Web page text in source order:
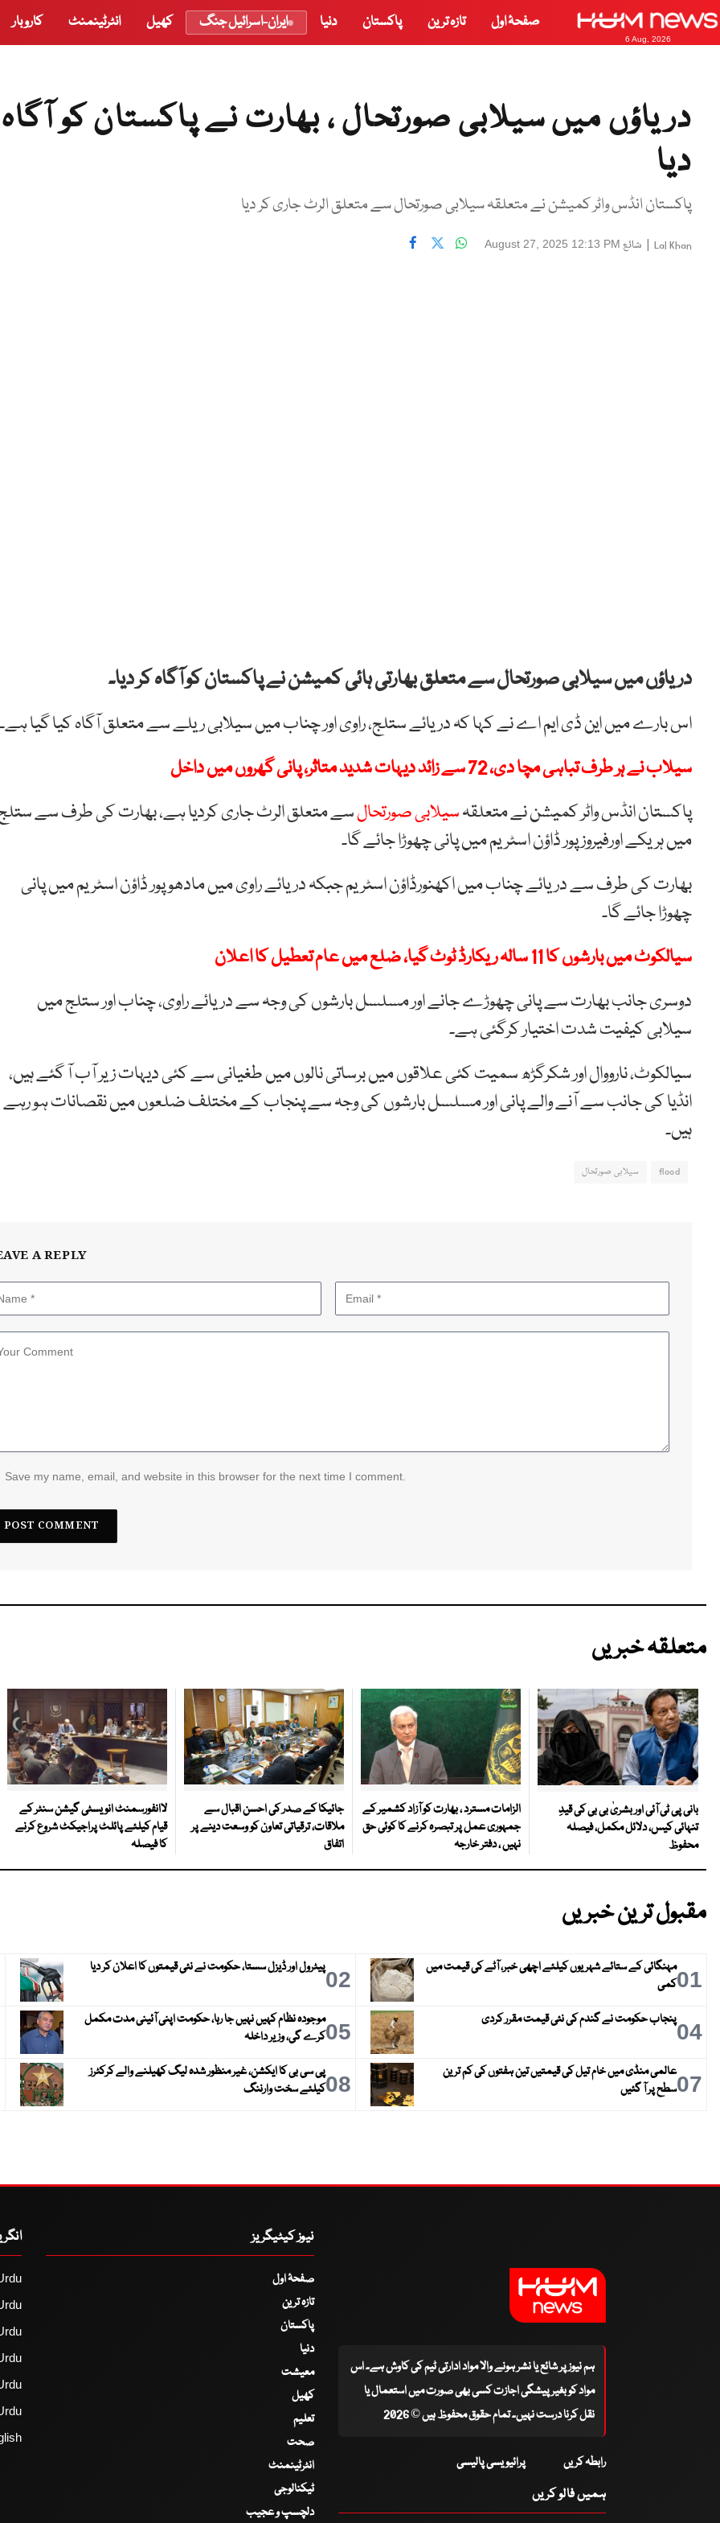
6 Aug, 2026
صفحۂ اول تازہ ترین پاکستان دنیا ایران-اسرائیل جنگ کھیل انٹرٹینمنٹ کاروبار
دریاؤں میں سیلابی صورتحال ، بھارت نے پاکستان کو
دیا
پاکستان انڈس واٹر کمیشن نے متعلقہ سیلابی صورتحال سے متعلق الرٹ جاری کر دیا
Lal Khan
| شائع August 27, 2025 12:13 PM
دریاؤں میں سیلابی صورتحال سے متعلق بھارتی ہائی کمیشن نے پاکستان کو آگاہ کر دیا۔
اس بارے میں این ڈی ایم اے نے کہا کہ دریائے ستلج، راوی اور چناب میں سیلابی ریلے سے متعلق آگاہ کیا گیا ہے۔
سیلاب نے ہر طرف تباہی مچا دی، 72 سے زائد دیہات شدید متاثر، پانی گھروں میں داخل
پاکستان انڈس واٹر کمیشن نے متعلقہسیلابی صورتحالسے متعلق الرٹ جاری کردیا ہے، بھارت کی طرف سے
میں ہریکے اورفیروزپور ڈاؤن اسٹریم میں پانی چھوڑا جائے گا۔
بھارت کی طرف سے دریائے چناب میں اکھنورڈاؤن اسٹریم جبکہ دریائے راوی میں مادھو پور ڈاؤن اسٹریم میں پانی
چھوڑا جائے گا۔
سیالکوٹ میں بارشوں کا 11 سالہ ریکارڈ ٹوٹ گیا، ضلع میں عام تعطیل کا اعلان
دوسری جانب بھارت سے پانی چھوڑے جانے اور مسلسل بارشوں کی وجہ سے دریائے راوی، چناب اور ستلج میں
سیلابی کیفیت شدت اختیار کرگئی ہے۔
سیالکوٹ، نارووال اور شکرگڑھ سمیت کئی علاقوں میں برساتی نالوں میں طغیانی سے کئی دیہات زیر آب آ گئے ہیں،
انڈیا کی جانب سے آنے والے پانی اور مسلسل بارشوں کی وجہ سے پنجاب کے مختلف ضلعوں میں نقصانات ہو رہے
ہیں۔
flood سیلابی صورتحال
A REPLY
Save my name, email, and website in this browser for the next time I comment.
متعلقہ خبریں
بانی پی ٹی آئی اور بشریٰ بی بی کی قیدِ
تنہائی کیس، دلائل مکمل، فیصلہ
محفوظ
الزامات مسترد ، بھارت کو آزاد کشمیر کے
جمہوری عمل پر تبصرہ کرنے کا کوئی حق
نہیں ، دفتر خارجہ
جائیکا کے صدر کی احسن اقبال سے
ملاقات، ترقیاتی تعاون کو وسعت دینے پر
اتفاق
لاانفورسمنٹ انویسٹی گیشن سنٹر کے
قیام کیلئے پائلٹ پراجیکٹ شروع کرنے
کا فیصلہ
مقبول ترین خبریں
01مہنگائی کے ستائے شہریوں کیلئے اچھی خبر، آٹے کی قیمت میں
کمی
02پیٹرول اور ڈیزل سستا، حکومت نے نئی قیمتوں کا اعلان کر دیا
04پنجاب حکومت نے گندم کی نئی قیمت مقرر کردی 05موجودہ نظام کہیں نہیں جا رہا، حکومت اپنی آئینی مدت مکمل
کرے گی، وزیر داخلہ
07عالمی منڈی میں خام تیل کی قیمتیں تین ہفتوں کی کم ترین
سطح پر آ گئیں
08پی سی بی کا ایکشن، غیر منظور شدہ لیگ کھیلنے والے کرکٹرز
کیلئے سخت وارننگ
ہم نیوز پر شائع یا نشر ہونے والا مواد ادارتی ٹیم کی کاوش ہے۔ اس
مواد کو بغیر پیشگی اجازت کسی بھی صورت میں استعمال یا
نقل کرنا درست نہیں۔ تمام حقوق محفوظ ہیں © 2026
رابطہ کریں پرائیویسی پالیسی
ہمیں فالو کریں
نیوز کیٹیگریز
صفحۂ اول
تازہ ترین
پاکستان
دنیا
معیشت
کھیل
تعلیم
صحت
انٹرٹینمنٹ
ٹیکنالوجی
دلچسپ و عجیب